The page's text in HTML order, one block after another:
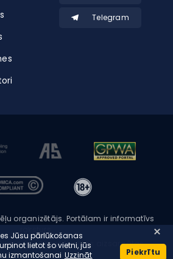
Telegram
organizētājs. Portālam ir informatīvs
TV - Visas tiesības aizsargātas
Jūsu pārlūkošanas
lietot šo vietni, jūs
izmantošanai Uzzināt Piekrītu